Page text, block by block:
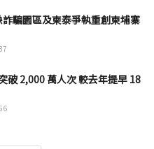
騙園區及柬泰爭執重創柬埔寨
破 2,000 萬人次 較去年提早 18